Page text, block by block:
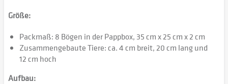
Größe:
Packmaß: 8 Bögen in der Pappbox, 35 cm x 25 cm x 2 cm
Zusammengebaute Tiere: ca. 4 cm breit, 20 cm lang und
12 cm hoch
Aufbau: